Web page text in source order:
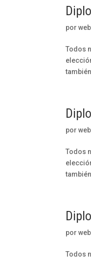
por
Todos
por
Todos
por
Todos